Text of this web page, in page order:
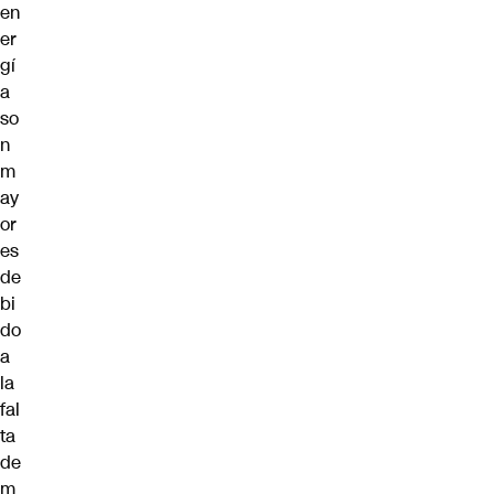
en
er
gí
a
so
n
m
ay
or
es
de
bi
do
a
la
fal
ta
de
m